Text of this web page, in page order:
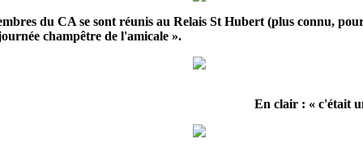
du CA se sont réunis au Relais St Hubert (plus connu,
champêtre de l'amicale ».
En clair : « c'était